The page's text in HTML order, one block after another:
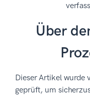
Über
Dieser Artikel wurde
geprüft, um